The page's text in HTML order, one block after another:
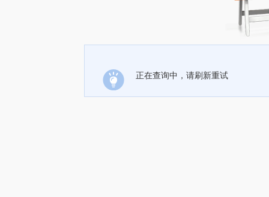
正在查询中，请刷新重试